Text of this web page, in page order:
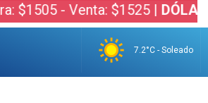
- Venta: $1525 |DÓLAR
7.2°C - Soleado